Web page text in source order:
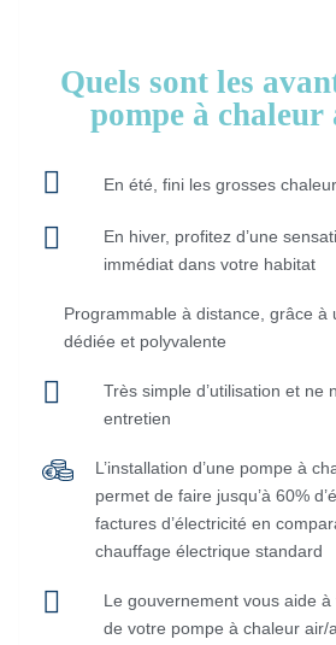
Quels sont les
pompe à
En été, fini les grosses
En hiver, profitez d’une
immédiat dans votre habitat
Programmable à distance, grâce à
dédiée et polyvalente
Très simple d’utilisation et ne
entretien
L’installation d’une pompe à
permet de faire jusqu’à 60%
factures d’électricité en
chauffage électrique standard
Le gouvernement vous aide à
de votre pompe à chaleur air/